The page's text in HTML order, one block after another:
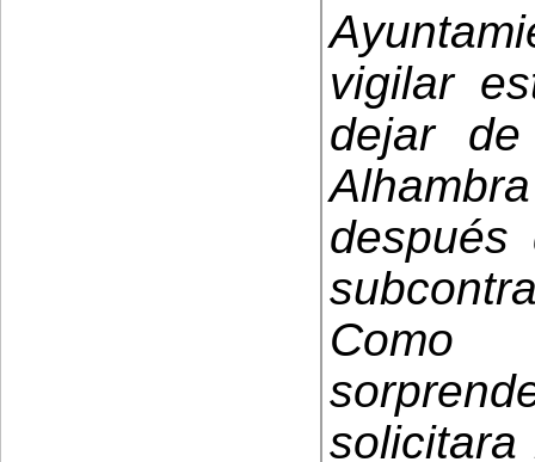
vigilar
dejar
solicitara